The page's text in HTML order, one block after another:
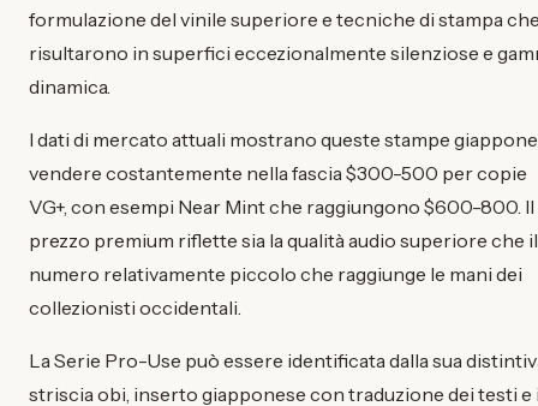
formulazione del vinile superiore e tecniche di stampa
risultarono in superfici eccezionalmente silenziose e
dinamica.
I dati di mercato attuali mostrano queste stampe
vendere costantemente nella fascia $300-500 per copie
VG+, con esempi Near Mint che raggiungono $600-800. Il
prezzo premium riflette sia la qualità audio superiore che il
numero relativamente piccolo che raggiunge le mani dei
collezionisti occidentali.
La Serie Pro-Use può essere identificata dalla sua
striscia obi, inserto giapponese con traduzione dei testi e